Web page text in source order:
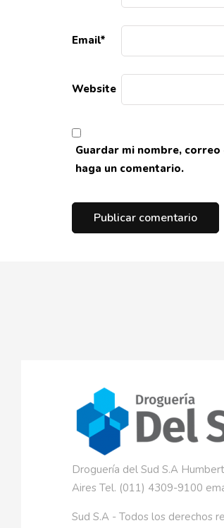
Email*
Website
Guardar mi nombre,
haga un comentario.
Droguería del Sud S.A
Aires Tel. (011) 4309-9100
Sud S.A - Todos los derechos